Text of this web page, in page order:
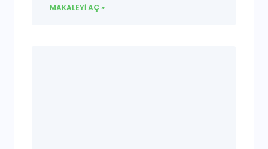
MAKALEYI AÇ »